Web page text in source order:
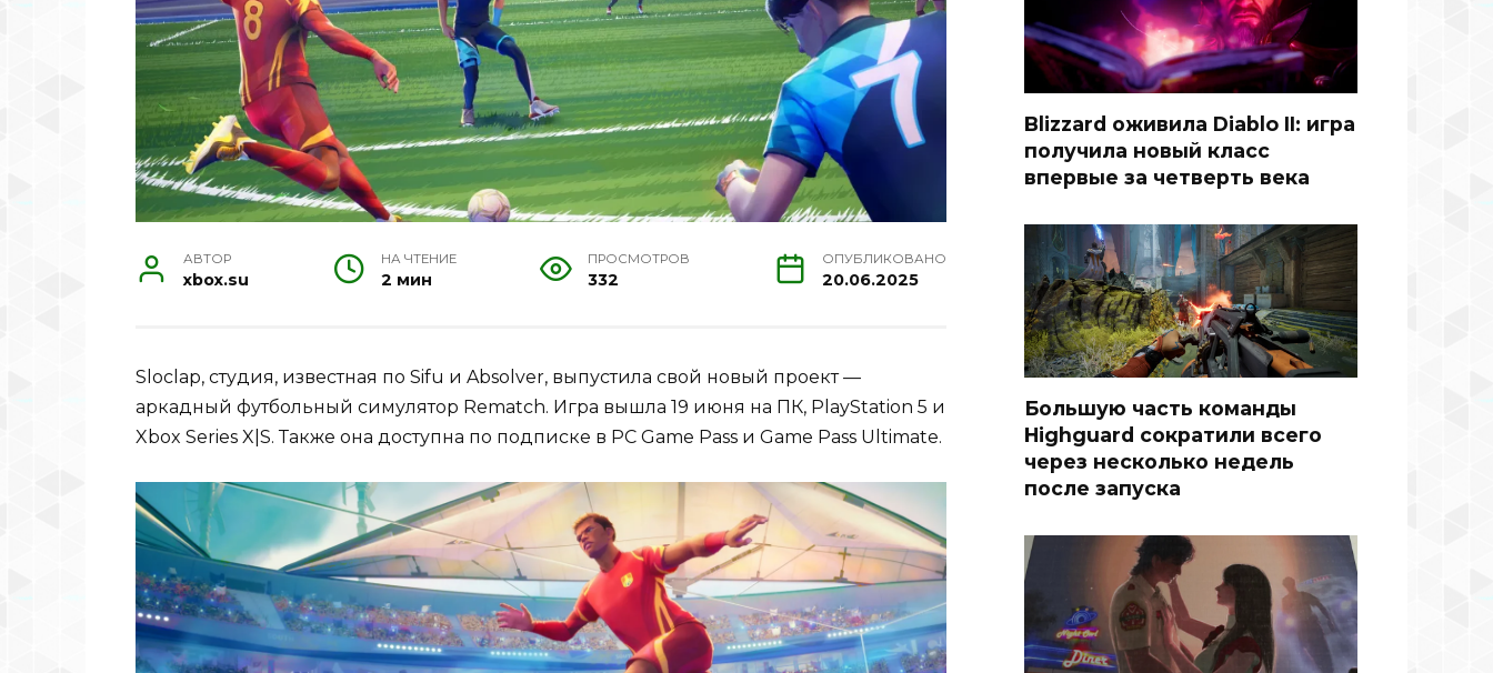
АВТОР
xbox.su
НА ЧТЕНИЕ
2 мин
ПРОСМОТРОВ
332
ОПУБЛИКОВАНО
20.06.2025
Sloclap, студия, известная по Sifu и Absolver, выпустила свой новый проект —
аркадный футбольный симулятор Rematch. Игра вышла 19 июня на ПК, PlayStation 5 и
Xbox Series X|S. Также она доступна по подписке в PC Game Pass и Game Pass Ultimate.
Blizzard оживила Diablo II: игра
получила новый класс
впервые за четверть века
Большую часть команды
Highguard сократили всего
через несколько недель
после запуска